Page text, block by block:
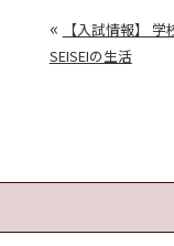
«
【入試情報】
SEISEIの生活